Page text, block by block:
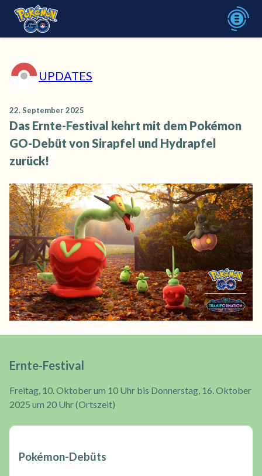
UPDATES
22. September 2025
Das Ernte-Festival kehrt mit dem Pokémon
GO-Debüt von Sirapfel und Hydrapfel
zurück!
Ernte-Festival
Freitag, 10. Oktober um 10 Uhr bis Donnerstag, 16. Oktober
2025 um 20 Uhr (Ortszeit)
Pokémon-Debüts